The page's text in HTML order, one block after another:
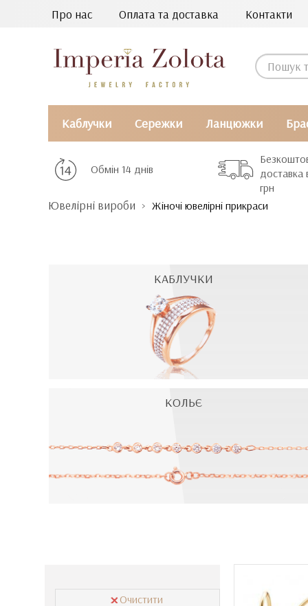
Про нас Оплата та доставка Контакти
Каблучки Сережки Ланцюжки
Обмін 14 днів
доставка
грн
Ювелірні вироби Жіночі ювелірні прикраси
КАБЛУЧКИ
КОЛЬЄ
Очистити